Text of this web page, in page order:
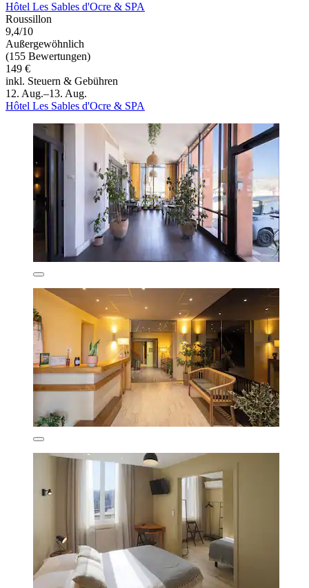
Hôtel Les Sables d'Ocre & SPA
Roussillon
9,4/10
Außergewöhnlich
(155 Bewertungen)
149 €
inkl. Steuern & Gebühren
12. Aug.–13. Aug.
Hôtel Les Sables d'Ocre & SPA